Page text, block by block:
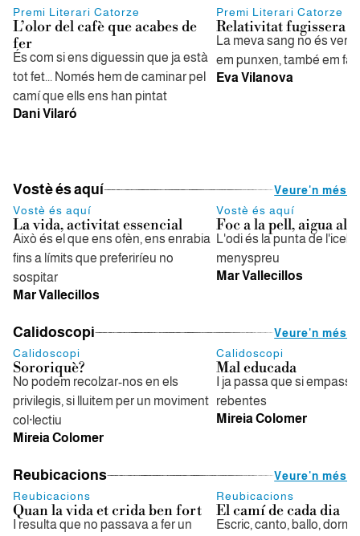
Premi Literari Catorze
L’olor del cafè que acabes de
fer
És com si ens diguessin que ja està
tot fet... Només hem de caminar pel
camí que ells ens han pintat
Dani Vilaró
Premi Literari Catorze
Relativitat fugissera
La meva sang no és
em punxen, també em
Eva Vilanova
Vostè és aquí
Veure'n més
Vostè és aquí
La vida, activitat essencial
Això és el que ens ofèn, ens enrabia
fins a límits que preferiríeu no
sospitar
Mar Vallecillos
Vostè és aquí
Foc a la pell, aigua
L'odi és la punta de
menyspreu
Mar Vallecillos
Calidoscopi
Veure'n més
Calidoscopi
Sororiquè?
No podem recolzar-nos en els
privilegis, si lluitem per un moviment
col·lectiu
Mireia Colomer
Calidoscopi
Mal educada
I ja passa que si
rebentes
Mireia Colomer
Reubicacions
Veure'n més
Reubicacions
Quan la vida et crida ben fort
I resulta que no passava a fer un
Reubicacions
El camí de cada dia
Escric, canto, ballo,